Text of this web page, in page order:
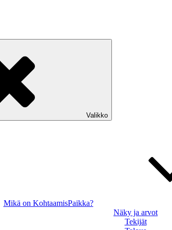
Valikko
Mikä on KohtaamisPaikka?
Näky ja arvot
Tekijät